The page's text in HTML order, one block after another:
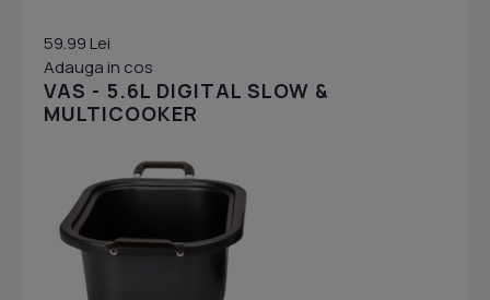
59.99 Lei
Adauga in cos
VAS - 5.6L DIGITAL SLOW &
MULTICOOKER